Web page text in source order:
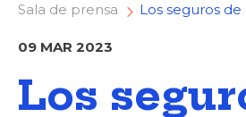
Sala de prensa Los seguros
09 MAR 2023
Los